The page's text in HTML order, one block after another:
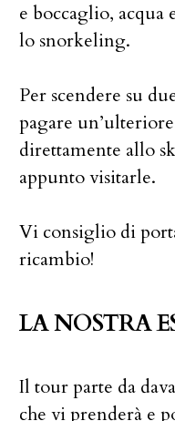
e boccaglio, acqua
lo snorkeling.
Per scendere su
pagare un’ulteriore
direttamente allo
appunto visitarle.
Vi consiglio di
ricambio!
LA NOSTRA
Il tour parte da
che vi prenderà e